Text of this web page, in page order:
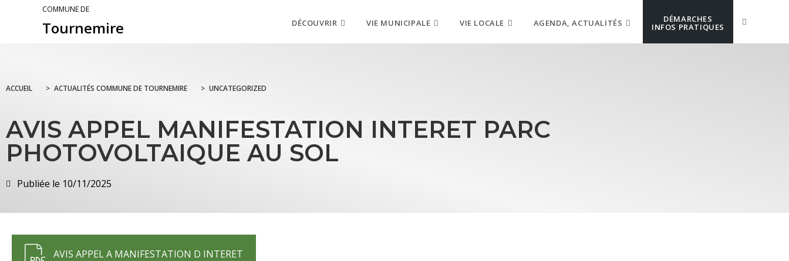
COMMUNE DE
Tournemire DÉCOUVRIR VIE MUNICIPALE VIE LOCALE AGENDA, ACTUALITÉS DÉMARCHES
INFOS PRATIQUES
ACCUEIL > ACTUALITÉS COMMUNE DE TOURNEMIRE > UNCATEGORIZED
AVIS APPEL MANIFESTATION INTERET PARC
PHOTOVOLTAIQUE AU SOL
Publiée le 10/11/2025
AVIS APPEL A MANIFESTATION D INTERET